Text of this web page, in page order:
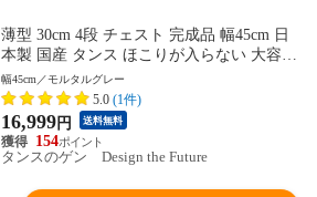
薄型 30cm 4段 チェスト 完成品 幅45cm 日
本製 国産 タンス ほこりが入らない 大容量
キャビネット 箪笥 収納棚 脱衣所 和室 衣
類 リビング 収納 ロータイプ 組み立て不要
木製 北欧 17100012〔モルタルグレー〕
幅45cm／モルタルグレー
5.0 (1件)
16,999円 送料無料
154
タンスのゲン Design the Future